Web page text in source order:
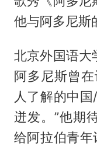
他与阿多尼斯
北京外国语大
阿多尼斯曾
人了解的中
迸发。”他期
给阿拉伯青年